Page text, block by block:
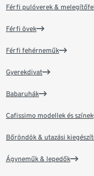
Férfi pulóverek &
Férfi övek
Férfi fehérneműk
Gyerekdivat
Babaruhák
Cafissimo modellek és színek
Bőröndök & utazási
Ágyneműk & lepedők